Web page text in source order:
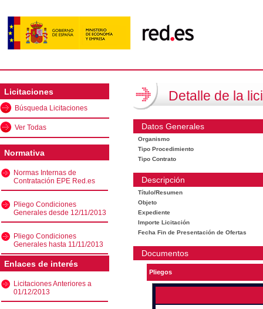
Licitaciones
Búsqueda Licitaciones
Ver Todas
Normativa
Normas Internas de
Contratación EPE Red.es
Pliego Condiciones
Generales desde 12/11/2013
Pliego Condiciones
Generales hasta 11/11/2013
Enlaces de interés
Licitaciones Anteriores a
01/12/2013
Detalle de la
Datos Generales
Organismo
Tipo Procedimiento
Tipo Contrato
Descripción
Título/Resumen
Objeto
Expediente
Importe Licitación
Fecha Fin de Presentación de Ofertas
Documentos
Pliegos